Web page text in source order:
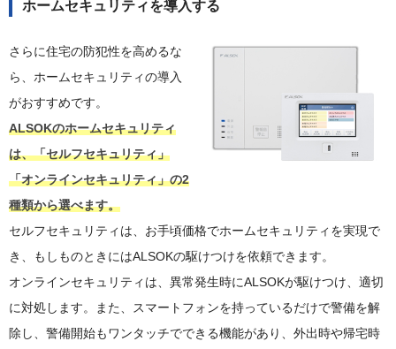
ホームセキュリティを導入する
さらに住宅の防犯性を高めるな
ら、ホームセキュリティの導入
がおすすめです。
ALSOKのホームセキュリティ
は、「セルフセキュリティ」
「オンラインセキュリティ」の2
種類から選べます。
セルフセキュリティは、お手頃価格でホームセキュリティを実現で
き、もしものときにはALSOKの駆けつけを依頼できます。
オンラインセキュリティは、異常発生時にALSOKが駆けつけ、適切
に対処します。また、スマートフォンを持っているだけで警備を解
除し、警備開始もワンタッチでできる機能があり、外出時や帰宅時